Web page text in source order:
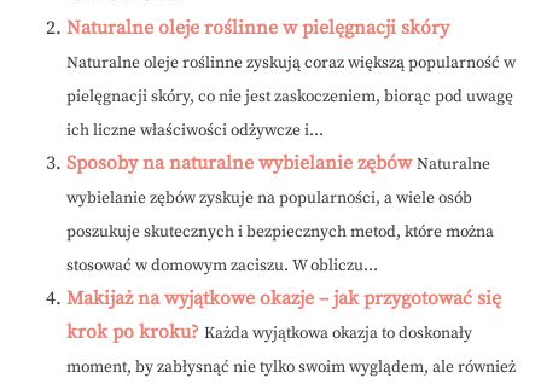
Naturalne oleje roślinne w pielęgnacji skóry
Naturalne oleje roślinne zyskują coraz większą popularność w
pielęgnacji skóry, co nie jest zaskoczeniem, biorąc pod uwagę
ich liczne właściwości odżywcze i...
Sposoby na naturalne wybielanie zębów Naturalne
wybielanie zębów zyskuje na popularności, a wiele osób
poszukuje skutecznych i bezpiecznych metod, które można
stosować w domowym zaciszu. W obliczu...
Makijaż na wyjątkowe okazje – jak przygotować się
krok po kroku? Każda wyjątkowa okazja to doskonały
moment, by zabłysnąć nie tylko swoim wyglądem, ale również